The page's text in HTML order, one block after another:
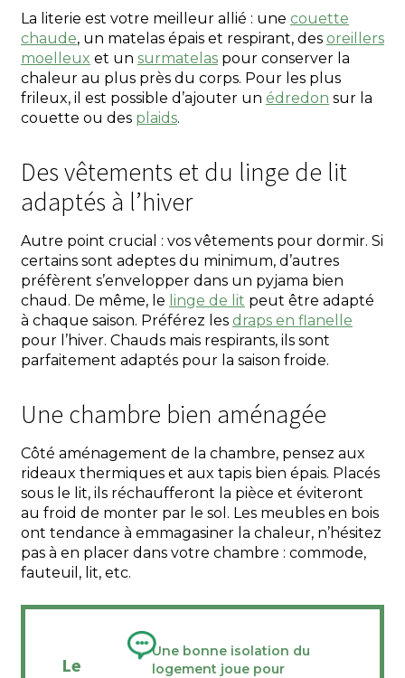
La literie est votre meilleur allié : une couette
chaude, un matelas épais et respirant, des oreillers
moelleux et un surmatelas pour conserver la
chaleur au plus près du corps. Pour les plus
frileux, il est possible d’ajouter un édredon sur la
couette ou des plaids.
Des vêtements et du linge de lit
adaptés à l’hiver
Autre point crucial : vos vêtements pour dormir. Si
certains sont adeptes du minimum, d’autres
préfèrent s’envelopper dans un pyjama bien
chaud. De même, le linge de lit peut être adapté
à chaque saison. Préférez les draps en flanelle
pour l’hiver. Chauds mais respirants, ils sont
parfaitement adaptés pour la saison froide.
Une chambre bien aménagée
Côté aménagement de la chambre, pensez aux
rideaux thermiques et aux tapis bien épais. Placés
sous le lit, ils réchaufferont la pièce et éviteront
au froid de monter par le sol. Les meubles en bois
ont tendance à emmagasiner la chaleur, n’hésitez
pas à en placer dans votre chambre : commode,
fauteuil, lit, etc.
Le
Une bonne isolation du
logement joue pour